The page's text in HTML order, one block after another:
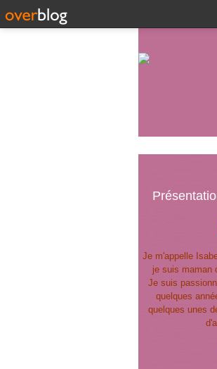
Je m'appelle
je suis maman
Je suis
quelques
quelques unes